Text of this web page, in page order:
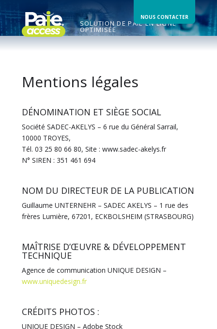
SOLUTION DE PAIE EN LIGNE
OPTIMISÉE
NOUS CONTACTER
Mentions légales
DÉNOMINATION ET SIÈGE SOCIAL
Société SADEC-AKELYS – 6 rue du Général Sarrail,
10000 TROYES,
Tél. 03 25 80 66 80, Site : www.sadec-akelys.fr
N° SIREN : 351 461 694
NOM DU DIRECTEUR DE LA PUBLICATION
Guillaume UNTERNEHR – SADEC AKELYS – 1 rue des
frères Lumière, 67201, ECKBOLSHEIM (STRASBOURG)
MAÎTRISE D’ŒUVRE & DÉVELOPPEMENT
TECHNIQUE
Agence de communication UNIQUE DESIGN –
www.uniquedesign.fr
CRÉDITS PHOTOS :
UNIQUE DESIGN – Adobe Stock